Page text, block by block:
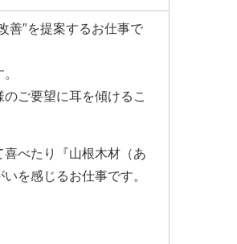
善″を提案するお仕事で
ご要望に耳を傾けるこ
べたり『山根木材（あ
を感じるお仕事です。